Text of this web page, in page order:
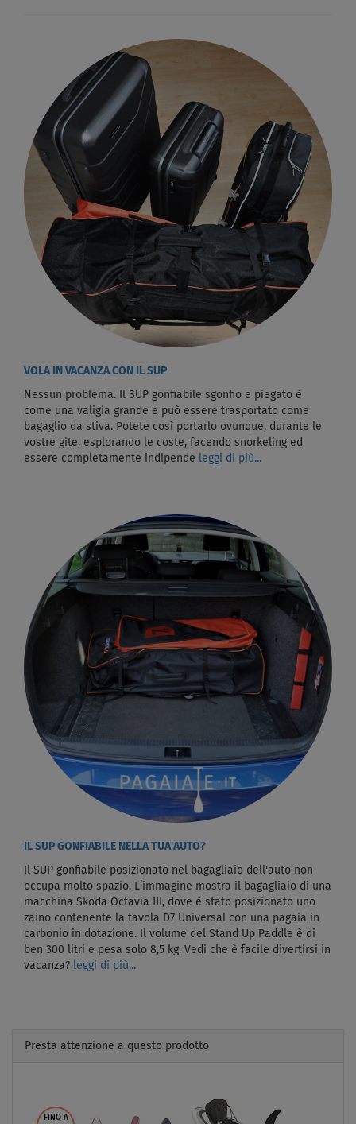
VOLA IN VACANZA CON IL SUP
Nessun problema. Il SUP gonfiabile sgonfio e piegato è
come una valigia grande e può essere trasportato come
bagaglio da stiva. Potete così portarlo ovunque, durante le
vostre gite, esplorando le coste, facendo snorkeling ed
essere completamente indipende leggi di più...
IL SUP GONFIABILE NELLA TUA AUTO?
Il SUP gonfiabile posizionato nel bagagliaio dell'auto non
occupa molto spazio. L’immagine mostra il bagagliaio di una
macchina Skoda Octavia III, dove è stato posizionato uno
zaino contenente la tavola D7 Universal con una pagaia in
carbonio in dotazione. Il volume del Stand Up Paddle è di
ben 300 litri e pesa solo 8,5 kg. Vedi che è facile divertirsi in
vacanza? leggi di più...
Presta attenzione a questo prodotto